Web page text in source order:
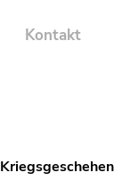
Kontakt
Kriegsgeschehen